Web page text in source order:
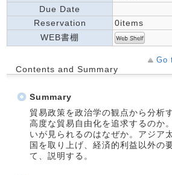
Due Date
Reservation
0items
WEB書棚
Go
Contents and Summary
Summary
貿易政策を政治学の観点から分析
高度な貿易自由化を追求するのか
いが見られるのはなぜか。アジア
国を取り上げ、経済的利益以外の
て、説明する。